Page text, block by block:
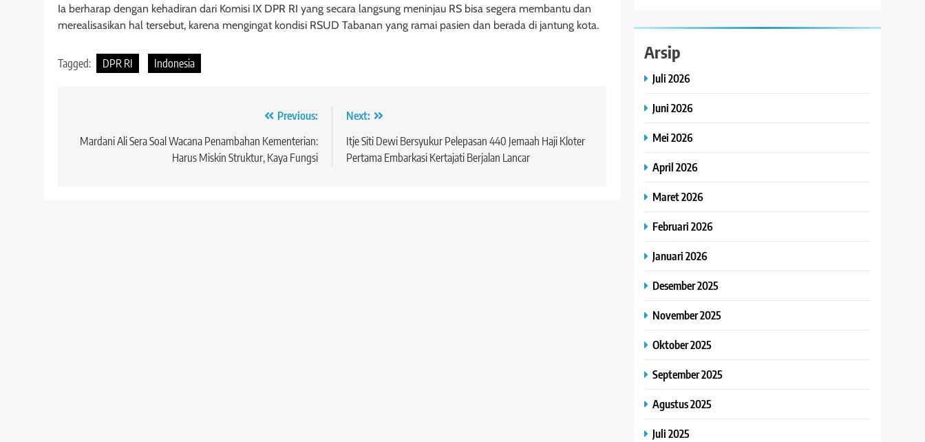
Ia berharap dengan kehadiran dari Komisi IX DPR RI yang secara langsung meninjau RS bisa segera membantu dan
merealisasikan hal tersebut, karena mengingat kondisi RSUD Tabanan yang ramai pasien dan berada di jantung kota.
Tagged: DPR RI Indonesia
pos
Previous:
Mardani Ali Sera Soal Wacana Penambahan Kementerian:
Harus Miskin Struktur, Kaya Fungsi
Next:
Itje Siti Dewi Bersyukur Pelepasan 440 Jemaah Haji Kloter
Pertama Embarkasi Kertajati Berjalan Lancar
Arsip
Juli 2026
Juni 2026
Mei 2026
April 2026
Maret 2026
Februari 2026
Januari 2026
Desember 2025
November 2025
Oktober 2025
September 2025
Agustus 2025
Juli 2025